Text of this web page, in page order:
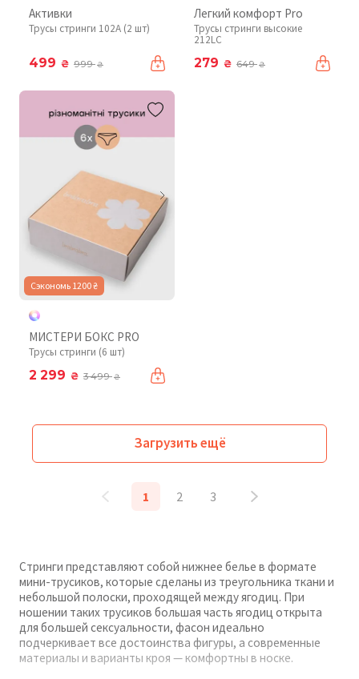
Активки
Трусы стринги 102A (2 шт)
499 ₴ 999₴
Легкий комфорт Pro
Трусы стринги высокие
212LC
279 ₴ 649₴
Сэкономь 1200 ₴
МИСТЕРИ БОКС PRO
Трусы стринги (6 шт)
2 299 ₴ 3 499₴
Загрузить ещё
1 2 3
Стринги представляют собой нижнее белье в формате
мини-трусиков, которые сделаны из треугольника ткани и
небольшой полоски, проходящей между ягодиц. При
ношении таких трусиков большая часть ягодиц открыта
для большей сексуальности, фасон идеально
подчеркивает все достоинства фигуры, а современные
материалы и варианты кроя — комфортны в носке.